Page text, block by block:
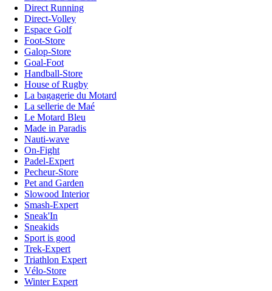
Direct Running
Direct-Volley
Espace Golf
Foot-Store
Galop-Store
Goal-Foot
Handball-Store
House of Rugby
La bagagerie du Motard
La sellerie de Maé
Le Motard Bleu
Made in Paradis
Nauti-wave
On-Fight
Padel-Expert
Pecheur-Store
Pet and Garden
Slowood Interior
Smash-Expert
Sneak'In
Sneakids
Sport is good
Trek-Expert
Triathlon Expert
Vélo-Store
Winter Expert